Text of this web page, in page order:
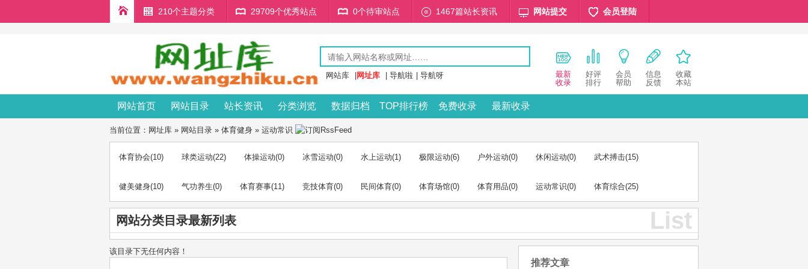
210个主题分类 29709个优秀站点 0个待审站点 1467篇站长资讯 网站提交 会员登陆
网站库 网址库 导航啦 导航呀
最新
收录
好评
排行
会员
帮助
信息
反馈
收藏
本站
网站首页 网站目录 站长资讯 分类浏览 数据归档 TOP排行榜 免费收录 最新收录
当前位置： 网址库 » 网站目录 » 体育健身 » 运动常识
体育协会(10) 球类运动(22) 体操运动(0) 冰雪运动(0) 水上运动(1) 极限运动(6) 户外运动(0) 休闲运动(0) 武术搏击(15)
健美健身(10) 气功养生(0) 体育赛事(11) 竞技体育(0) 民间体育(0) 体育场馆(0) 体育用品(0) 运动常识(0) 体育综合(25)
List
网站分类目录最新列表
该目录下无任何内容！
推荐文章